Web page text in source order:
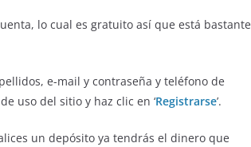
lo cual es gratuito así que está bastante
e-mail y contraseña y teléfono de
uso del sitio y haz clic en ‘Registrarse’.
un depósito ya tendrás el dinero que